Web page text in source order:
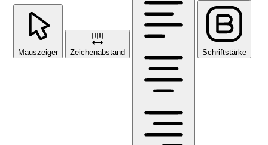
Mauszeiger Zeichenabstand Schriftstärke